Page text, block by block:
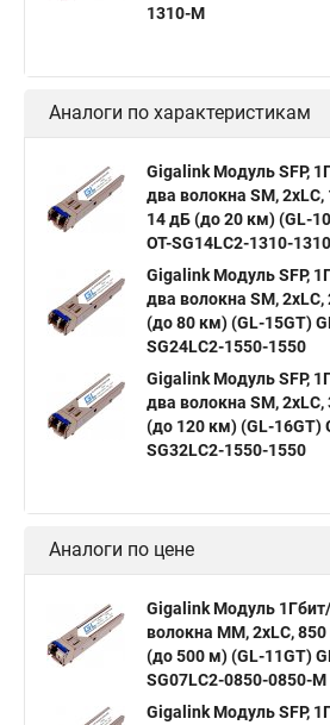
1310-M
Аналоги по характеристикам
Gigalink Модуль SFP,
два волокна SM,
14 дБ (до 20 км) (GL-
OT-SG14LC2-1310-1310
Gigalink Модуль SFP,
два волокна SM, 2xLC,
(до 80 км) (GL-15GT)
SG24LC2-1550-1550
Gigalink Модуль SFP,
два волокна SM, 2xLC,
(до 120 км) (GL-16GT)
SG32LC2-1550-1550
Аналоги по цене
Gigalink Модуль
волокна МM, 2xLC,
(до 500 м) (GL-11GT)
SG07LC2-0850-0850-M
Gigalink Модуль SFP,